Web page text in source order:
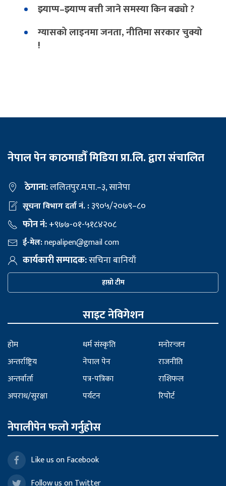
झ्याप्प–झ्याप्प बत्ती जाने समस्या किन बढ्यो ?
ग्यासको लाइनमा जनता, नीतिमा सरकार चुक्यो
!
नेपाल पेन काठमाडौँ मिडिया प्रा.लि. द्वारा संचालित
ठेगाना:ललितपुर.म.पा.–३, सानेपा
सूचना विभाग दर्ता नं. :३९०५/२०७९–८०
फोन नं:+९७७-०१-५१८४२०८
ई-मेल:nepalipen@gmail com
कार्यकारी सम्पादक:सचिना बानियाँ
हाम्रो टीम
साइट नेविगेशन
होम
अन्तर्राष्ट्रिय
अन्तर्वार्ता
अपराध/सुरक्षा
धर्म संस्कृति
नेपाल पेन
पत्र-पत्रिका
पर्यटन
मनोरन्जन
राजनीति
राशिफल
रिपोर्ट
नेपालीपेन फलो गर्नुहोस
Like us on Facebook
Follow us on Twitter